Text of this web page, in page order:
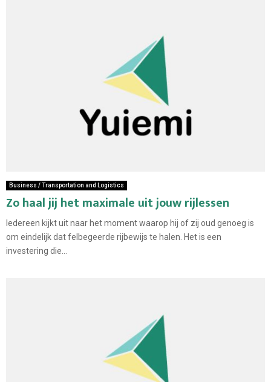
Business / Transportation and Logistics
Zo haal jij het maximale uit jouw rijlessen
Iedereen kijkt uit naar het moment waarop hij of zij oud genoeg is
om eindelijk dat felbegeerde rijbewijs te halen. Het is een
investering die...